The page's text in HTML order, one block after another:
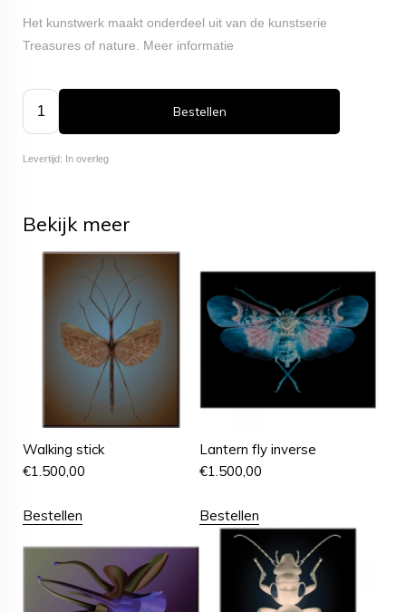
Het kunstwerk maakt onderdeel uit van de kunstserie
Treasures of nature. Meer informatie
Bestellen
Levertijd: In overleg
Bekijk meer
Walking stick
€1.500,00
Bestellen
Lantern fly inverse
€1.500,00
Bestellen